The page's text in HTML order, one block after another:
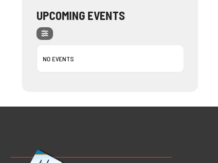
UPCOMING EVENTS
NO EVENTS